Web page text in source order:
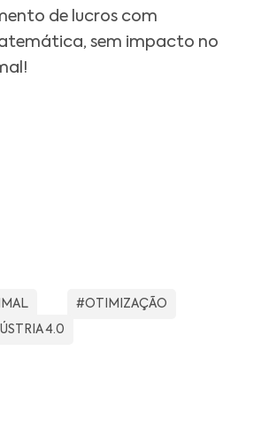
de lucros com
sem impacto no
#OTIMIZAÇÃO
4.0